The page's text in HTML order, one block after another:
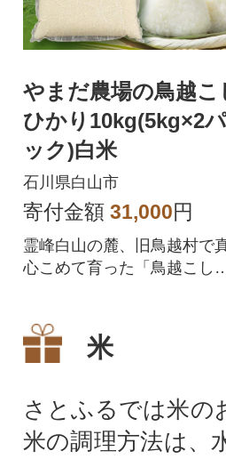
やまだ農場の鳥越こ
ひかり10kg(5kg×2パ
ック)白米
石川県白山市
寄付金額 31,000円
霊峰白山の麓、旧鳥越村で
心こめて育った「鳥越こし
米
さとふるでは米の
米の調理方法は、